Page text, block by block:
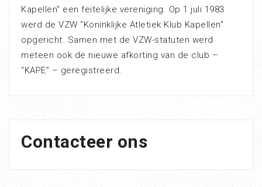
Kapellen” een feitelijke vereniging. Op 1 juli 1983
werd de VZW “Koninklijke Atletiek Klub Kapellen”
opgericht. Samen met de VZW-statuten werd
meteen ook de nieuwe afkorting van de club –
“KAPE” – geregistreerd.
Contacteer ons